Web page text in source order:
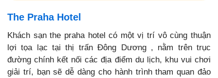
The Praha Hotel
Khách sạn the praha hotel có một vị trí vô cùng thuận
lợi tọa lạc tại thị trấn Đông Dương , nằm trên trục
đường chính kết nối các địa điểm du lịch, khu vui chơi
giải trí, bạn sẽ dễ dàng cho hành trình tham quan đảo